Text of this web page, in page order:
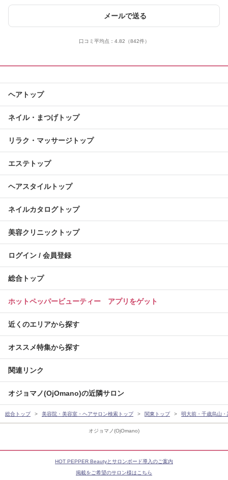
オジョマノ(OjOmano)
メールで送る
口コミ平均点： 4.82 （842件）
ヘアトップ
ネイル・まつげトップ
リラク・マッサージトップ
エステトップ
ヘアスタイルトップ
ネイルカタログトップ
美容クリニックトップ
ログイン / 会員登録
総合トップ
ホットペッパービューティー アプリをゲット
近くのエリアから探す
オススメ特集から探す
関連リンク
オジョマノ(OjOmano)の近隣サロン
総合トップ 美容院・美容室・ヘアサロン検索トップ 関東トップ 明大前・千歳烏山
HOT PEPPER Beautyとサロンボード導入のご案内
掲載をご希望のサロン様はこちら